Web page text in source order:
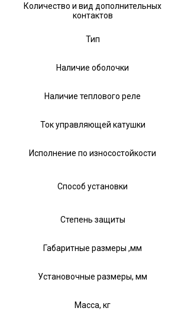
Количество и вид дополнительных
контактов
Тип
Наличие оболочки
Наличие теплового реле
Ток управляющей катушки
Исполнение по износостойкости
Способ установки
Степень защиты
Габаритные размеры ,мм
Установочные размеры, мм
Масса, кг